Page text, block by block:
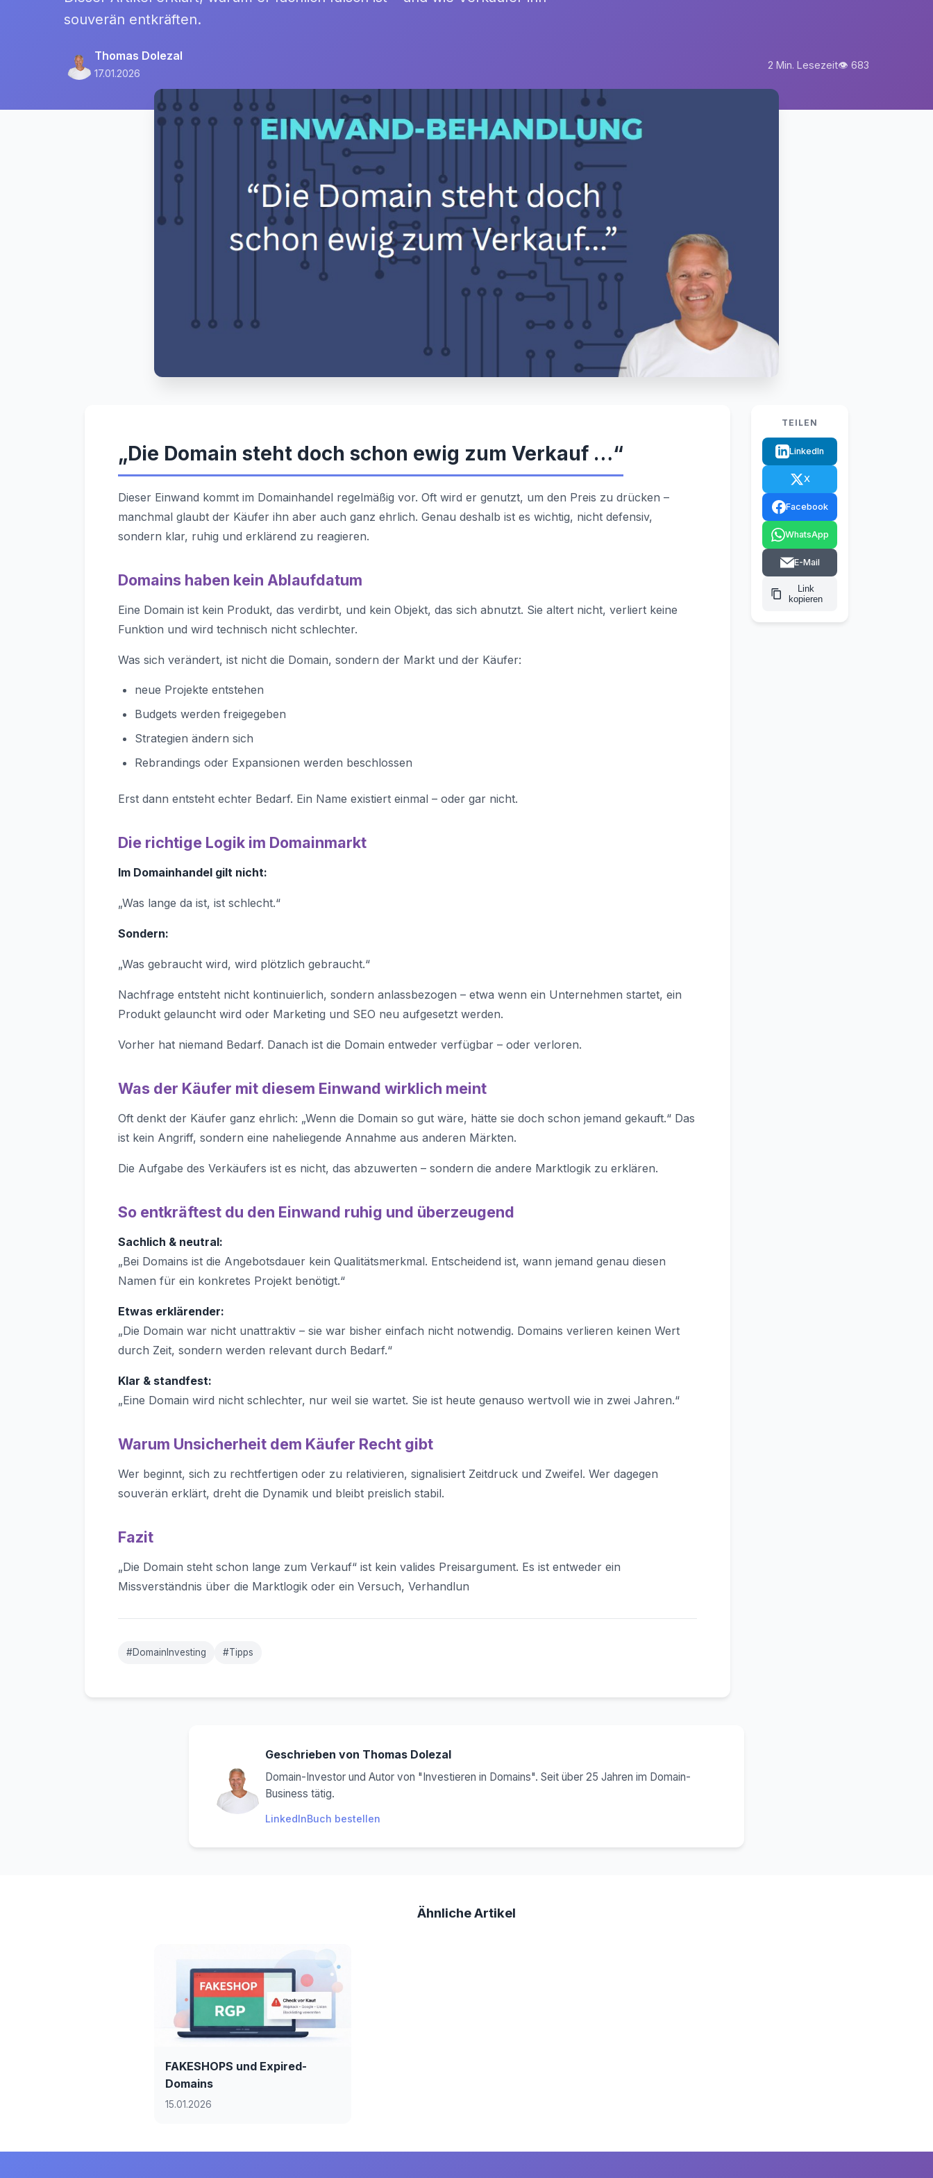
souverän entkräften.
Thomas Dolezal
17.01.2026
2 Min. Lesezeit👁 683
„Die Domain steht doch schon ewig zum Verkauf …“
Dieser Einwand kommt im Domainhandel regelmäßig vor. Oft wird er genutzt, um den Preis zu drücken –
manchmal glaubt der Käufer ihn aber auch ganz ehrlich. Genau deshalb ist es wichtig, nicht defensiv,
sondern klar, ruhig und erklärend zu reagieren.
Domains haben kein Ablaufdatum
Eine Domain ist kein Produkt, das verdirbt, und kein Objekt, das sich abnutzt. Sie altert nicht, verliert keine
Funktion und wird technisch nicht schlechter.
Was sich verändert, ist nicht die Domain, sondern der Markt und der Käufer:
neue Projekte entstehen
Budgets werden freigegeben
Strategien ändern sich
Rebrandings oder Expansionen werden beschlossen
Erst dann entsteht echter Bedarf. Ein Name existiert einmal – oder gar nicht.
Die richtige Logik im Domainmarkt
Im Domainhandel gilt nicht:
„Was lange da ist, ist schlecht.“
Sondern:
„Was gebraucht wird, wird plötzlich gebraucht.“
Nachfrage entsteht nicht kontinuierlich, sondern anlassbezogen – etwa wenn ein Unternehmen startet, ein
Produkt gelauncht wird oder Marketing und SEO neu aufgesetzt werden.
Vorher hat niemand Bedarf. Danach ist die Domain entweder verfügbar – oder verloren.
Was der Käufer mit diesem Einwand wirklich meint
Oft denkt der Käufer ganz ehrlich: „Wenn die Domain so gut wäre, hätte sie doch schon jemand gekauft.“ Das
ist kein Angriff, sondern eine naheliegende Annahme aus anderen Märkten.
Die Aufgabe des Verkäufers ist es nicht, das abzuwerten – sondern die andere Marktlogik zu erklären.
So entkräftest du den Einwand ruhig und überzeugend
Sachlich & neutral:
„Bei Domains ist die Angebotsdauer kein Qualitätsmerkmal. Entscheidend ist, wann jemand genau diesen
Namen für ein konkretes Projekt benötigt.“
Etwas erklärender:
„Die Domain war nicht unattraktiv – sie war bisher einfach nicht notwendig. Domains verlieren keinen Wert
durch Zeit, sondern werden relevant durch Bedarf.“
Klar & standfest:
„Eine Domain wird nicht schlechter, nur weil sie wartet. Sie ist heute genauso wertvoll wie in zwei Jahren.“
Warum Unsicherheit dem Käufer Recht gibt
Wer beginnt, sich zu rechtfertigen oder zu relativieren, signalisiert Zeitdruck und Zweifel. Wer dagegen
souverän erklärt, dreht die Dynamik und bleibt preislich stabil.
Fazit
„Die Domain steht schon lange zum Verkauf“ ist kein valides Preisargument. Es ist entweder ein
Missverständnis über die Marktlogik oder ein Versuch, Verhandlun
#DomainInvesting #Tipps
TEILEN
LinkedIn
X
Facebook
WhatsApp
E-Mail
Link
kopieren
Geschrieben von Thomas Dolezal
Domain-Investor und Autor von "Investieren in Domains". Seit über 25 Jahren im Domain-
Business tätig.
LinkedInBuch bestellen
Ähnliche Artikel
FAKESHOPS und Expired-
Domains
15.01.2026